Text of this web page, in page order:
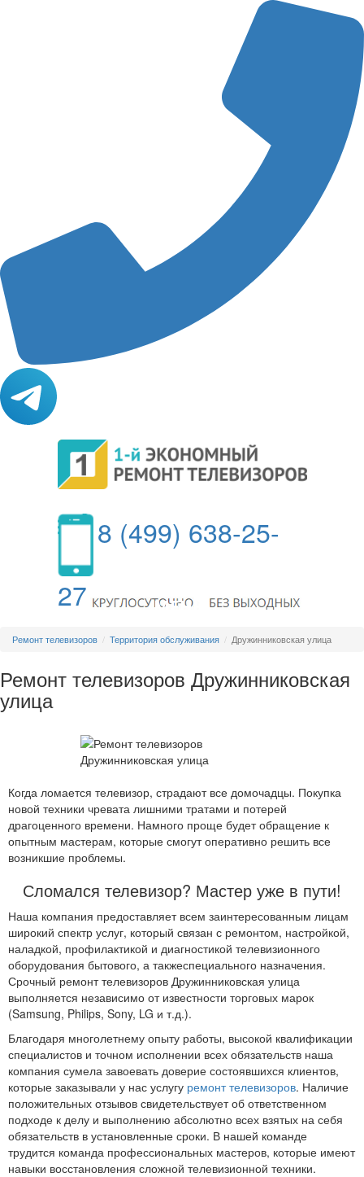
8 (499) 638-25-
27
МЕНЮ
Ремонт телевизоров Территория обслуживания Дружинниковская улица
Ремонт телевизоров Дружинниковская
улица
Когда ломается телевизор, страдают все домочадцы. Покупка
новой техники чревата лишними тратами и потерей
драгоценного времени. Намного проще будет обращение к
опытным мастерам, которые смогут оперативно решить все
возникшие проблемы.
Сломался телевизор? Мастер уже в пути!
Наша компания предоставляет всем заинтересованным лицам
широкий спектр услуг, который связан с ремонтом, настройкой,
наладкой, профилактикой и диагностикой телевизионного
оборудования бытового, а такжеспециального назначения.
Срочный ремонт телевизоров Дружинниковская улица
выполняется независимо от известности торговых марок
(Samsung, Philips, Sony, LG и т.д.).
Благодаря многолетнему опыту работы, высокой квалификации
специалистов и точном исполнении всех обязательств наша
компания сумела завоевать доверие состоявшихся клиентов,
которые заказывали у нас услугу ремонт телевизоров. Наличие
положительных отзывов свидетельствует об ответственном
подходе к делу и выполнению абсолютно всех взятых на себя
обязательств в установленные сроки. В нашей команде
трудится команда профессиональных мастеров, которые имеют
навыки восстановления сложной телевизионной техники.